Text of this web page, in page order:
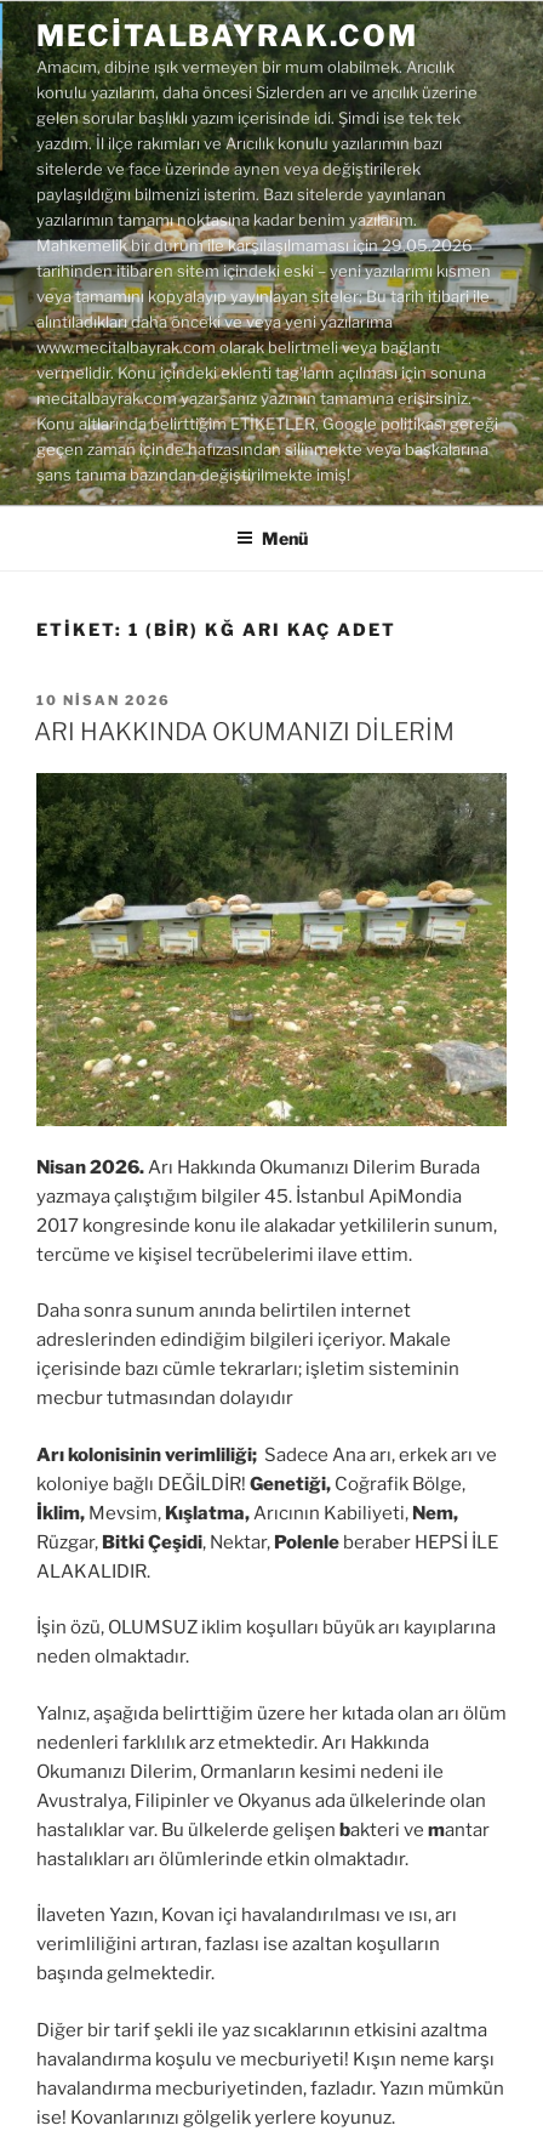
İçeriğe
geç MECITALBAYRAK.COM
Amacım, dibine ışık vermeyen bir mum olabilmek. Arıcılık
konulu yazılarım, daha öncesi Sizlerden arı ve arıcılık üzerine
gelen sorular başlıklı yazım içerisinde idi. Şimdi ise tek tek
yazdım. İl ilçe rakımları ve Arıcılık konulu yazılarımın bazı
sitelerde ve face üzerinde aynen veya değiştirilerek
paylaşıldığını bilmenizi isterim. Bazı sitelerde yayınlanan
yazılarımın tamamı noktasına kadar benim yazılarım.
Mahkemelik bir durum ile karşılaşılmaması için 29.05.2026
tarihinden itibaren sitem içindeki eski – yeni yazılarımı kısmen
veya tamamını kopyalayıp yayınlayan siteler; Bu tarih itibari ile
alıntıladıkları daha önceki ve veya yeni yazılarıma
www.mecitalbayrak.com olarak belirtmeli veya bağlantı
vermelidir. Konu içindeki eklenti tag'ların açılması için sonuna
mecitalbayrak.com yazarsanız yazımın tamamına erişirsiniz.
Konu altlarında belirttiğim ETİKETLER, Google politikası gereği
geçen zaman içinde hafızasından silinmekte veya başkalarına
şans tanıma bazından değiştirilmekte imiş!
Menü
ETIKET: 1 (BİR) KĞ ARI KAÇ ADET
YAYIM
TARIHI
10 NISAN 2026
ARI HAKKINDA OKUMANIZI DİLERİM
Nisan 2026.Arı Hakkında Okumanızı Dilerim Burada
yazmaya çalıştığım bilgiler 45. İstanbul ApiMondia
2017 kongresinde konu ile alakadar yetkililerin sunum,
tercüme ve kişisel tecrübelerimi ilave ettim.
Daha sonra sunum anında belirtilen internet
adreslerinden edindiğim bilgileri içeriyor. Makale
içerisinde bazı cümle tekrarları; işletim sisteminin
mecbur tutmasından dolayıdır
Arı kolonisinin verimliliği; Sadece Ana arı, erkek arı ve
koloniye bağlı DEĞİLDİR! Genetiği, Coğrafik Bölge,
İklim, Mevsim, Kışlatma,Arıcının Kabiliyeti, Nem,
Rüzgar, Bitki Çeşidi, Nektar, Polenle beraber HEPSİ İLE
ALAKALIDIR.
İşin özü, OLUMSUZ iklim koşulları büyük arı kayıplarına
neden olmaktadır.
Yalnız, aşağıda belirttiğim üzere her kıtada olan arı ölüm
nedenleri farklılık arz etmektedir. Arı Hakkında
Okumanızı Dilerim, Ormanların kesimi nedeni ile
Avustralya, Filipinler ve Okyanus ada ülkelerinde olan
hastalıklar var. Bu ülkelerde gelişen bakteri ve mantar
hastalıkları arı ölümlerinde etkin olmaktadır.
İlaveten Yazın, Kovan içi havalandırılması ve ısı, arı
verimliliğini artıran, fazlası ise azaltan koşulların
başında gelmektedir.
Diğer bir tarif şekli ile yaz sıcaklarının etkisini azaltma
havalandırma koşulu ve mecburiyeti! Kışın neme karşı
havalandırma mecburiyetinden, fazladır. Yazın mümkün
ise! Kovanlarınızı gölgelik yerlere koyunuz.